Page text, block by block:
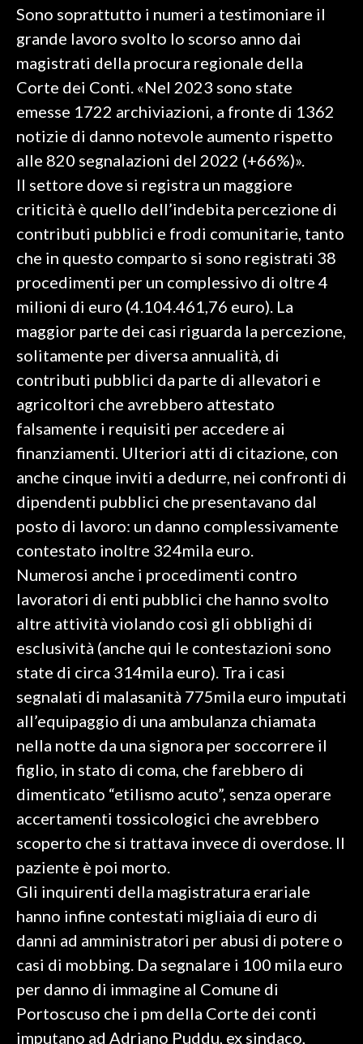
Sono soprattutto i numeri a testimoniare il
grande lavoro svolto lo scorso anno dai
magistrati della procura regionale della
Corte dei Conti. «Nel 2023 sono state
emesse 1722 archiviazioni, a fronte di 1362
notizie di danno notevole aumento rispetto
alle 820 segnalazioni del 2022 (+66%)».
Il settore dove si registra un maggiore
criticità è quello dell’indebita percezione di
contributi pubblici e frodi comunitarie, tanto
che in questo comparto si sono registrati 38
procedimenti per un complessivo di oltre 4
milioni di euro (4.104.461,76 euro). La
maggior parte dei casi riguarda la percezione,
solitamente per diversa annualità, di
contributi pubblici da parte di allevatori e
agricoltori che avrebbero attestato
falsamente i requisiti per accedere ai
finanziamenti. Ulteriori atti di citazione, con
anche cinque inviti a dedurre, nei confronti di
dipendenti pubblici che presentavano dal
posto di lavoro: un danno complessivamente
contestato inoltre 324mila euro.
Numerosi anche i procedimenti contro
lavoratori di enti pubblici che hanno svolto
altre attività violando così gli obblighi di
esclusività (anche qui le contestazioni sono
state di circa 314mila euro). Tra i casi
segnalati di malasanità 775mila euro imputati
all’equipaggio di una ambulanza chiamata
nella notte da una signora per soccorrere il
figlio, in stato di coma, che farebbero di
dimenticato “etilismo acuto”, senza operare
accertamenti tossicologici che avrebbero
scoperto che si trattava invece di overdose. Il
paziente è poi morto.
Gli inquirenti della magistratura erariale
hanno infine contestati migliaia di euro di
danni ad amministratori per abusi di potere o
casi di mobbing. Da segnalare i 100 mila euro
per danno di immagine al Comune di
Portoscuso che i pm della Corte dei conti
imputano ad Adriano Puddu, ex sindaco,